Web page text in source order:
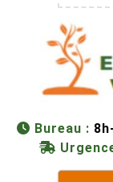
Bureau :